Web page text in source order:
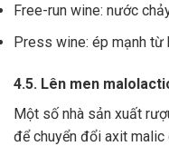
Free-run wine: nước
Press wine: ép mạnh từ
4.5. Lên men
Một số nhà sản xuất
để chuyển đổi axit